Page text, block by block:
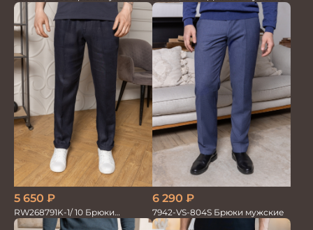
5 650 ₽
RW268791K-1/ 10 Брюки
мужские т.син. 100% Лён
6 290 ₽
7942-VS-804S Брюки мужские